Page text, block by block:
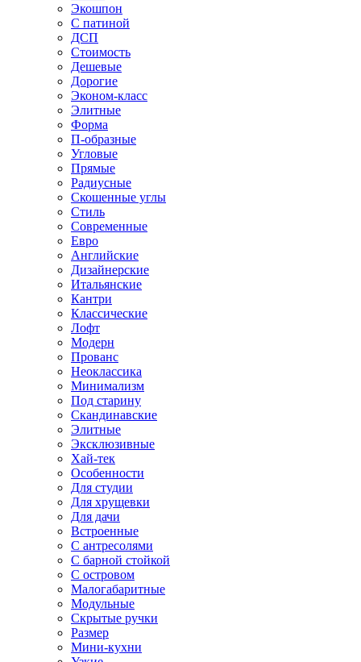
Экошпон
С патиной
ДСП
Стоимость
Дешевые
Дорогие
Эконом-класс
Элитные
Форма
П-образные
Угловые
Прямые
Радиусные
Скошенные углы
Стиль
Современные
Евро
Английские
Дизайнерские
Итальянские
Кантри
Классические
Лофт
Модерн
Прованс
Неоклассика
Минимализм
Под старину
Скандинавские
Элитные
Эксклюзивные
Хай-тек
Особенности
Для студии
Для хрущевки
Для дачи
Встроенные
С антресолями
С барной стойкой
С островом
Малогабаритные
Модульные
Скрытые ручки
Размер
Мини-кухни